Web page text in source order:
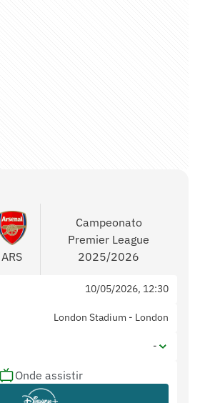
ARS
Campeonato
Premier League
2025/2026
10/05/2026, 12:30
London Stadium - London
-
Onde assistir